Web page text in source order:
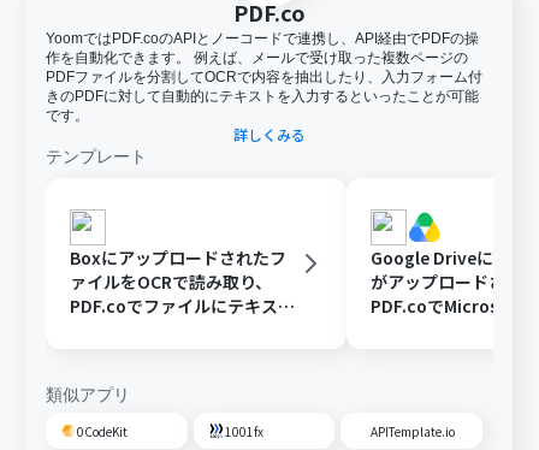
PDF.co
YoomではPDF.coのAPIとノーコードで連携し、API経由でPDFの操
作を自動化できます。 例えば、メールで受け取った複数ページの
PDFファイルを分割してOCRで内容を抽出したり、入力フォーム付
きのPDFに対して自動的にテキストを入力するといったことが可能
です。
詳しくみる
テンプレート
Boxにアップロードされたフ
ァイルをOCRで読み取り、
PDF.coでファイルにテキスト
Google DriveにPDF
がアップロードされ
PDF.coでMicrosoft
類似アプリ
0CodeKit 1001fx APITemplate.io